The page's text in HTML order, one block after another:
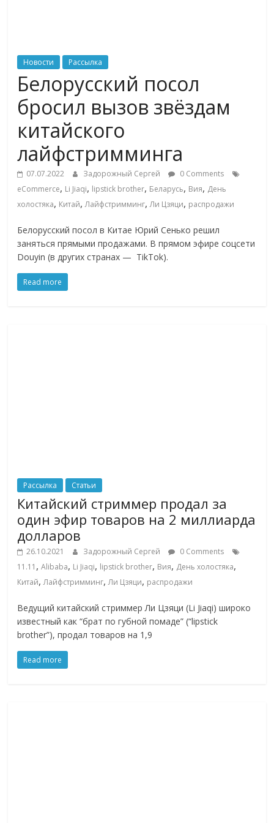
логистике,
технологиях,
соцсетях
Портал
об
онлайн-
для
Commerce,
ритейле,
логистике,
обсудить
эти
изменения
читателем.
Новости Рассылка
Белорусский посол
бросил вызов звёздам
китайского
лайфстримминга
07.07.2022 Задорожный Сергей
0 Comments
eCommerce, Li Jiaqi, lipstick brother, Беларусь, Вия, День
холостяка, Китай,Лайфстримминг,Ли Цзяци, распродажи
Белорусский посол в Китае Юрий Сенько решил
заняться прямыми продажами. В прямом эфире соцсети
Douyin (в других странах — TikTok).
Read more
Рассылка Статьи
Китайский стриммер продал за
один эфир товаров на 2 миллиарда
долларов
26.10.2021 Задорожный Сергей
0 Comments
11.11 ,Alibaba, Li Jiaqi, lipstick brother, Вия, День холостяка,
Китай,Лайфстримминг,Ли Цзяци, распродажи
Ведущий китайский стриммер Ли Цзяци (Li Jiaqi) широко
известный как “брат по губной помаде” (“lipstick
brother”), продал товаров на 1,9
Read more